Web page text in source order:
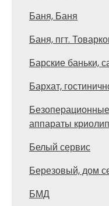
Баня, Баня
Баня, пгт.
Барские баньки,
Бархат,
аппараты
Белый сервис
Березовый, дом
БМД